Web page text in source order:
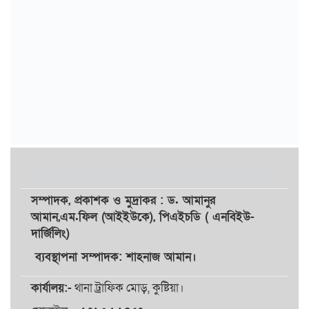
সম্পাদক, প্রকাশকওমুদ্রাকর: ড. আমানুর
আমান,এম.ফিল (আইইউকে), পিএইচডি ( এনবিইউ-
দার্জিলিং)
ব্যবস্থাপনা সম্পাদক: শাহনাজ আমান।
কার্যালয়:-থানা ট্রাফিক মোড়, কুষ্টিয়া।